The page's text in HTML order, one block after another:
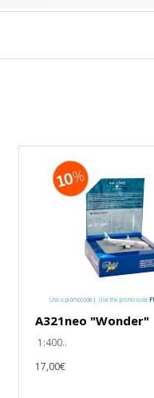
A321neo "Wonder"
1:400..
17,00€